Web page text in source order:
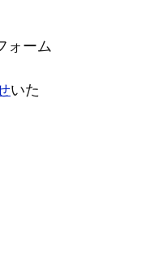
ォーム
いた